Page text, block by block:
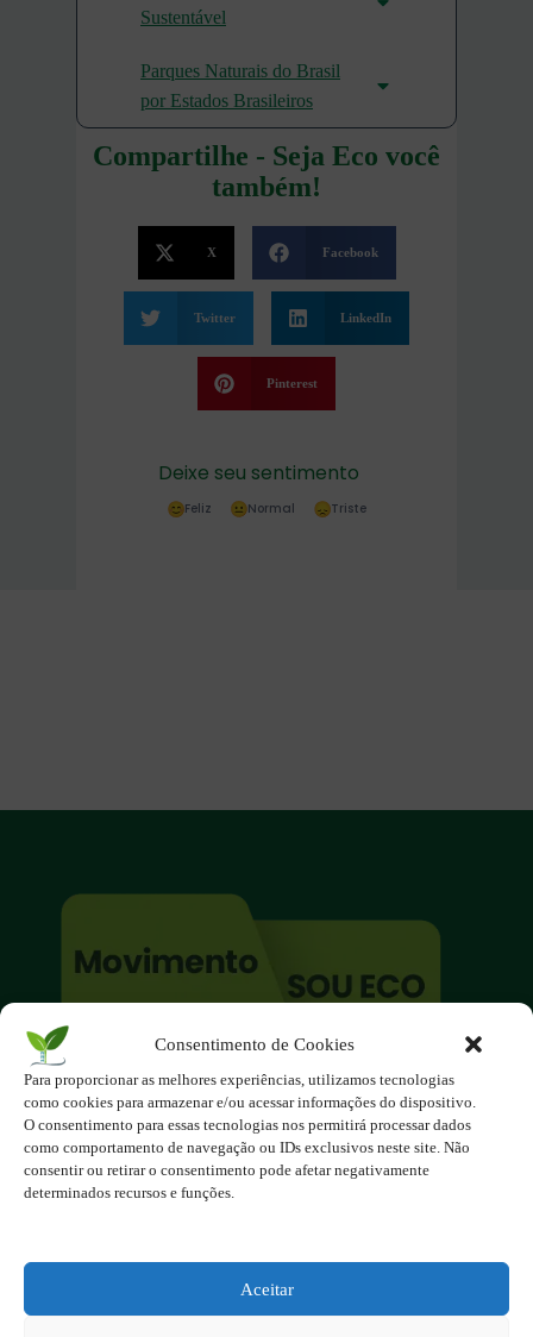
Consentimento de Cookies
Para proporcionar as melhores experiências, utilizamos tecnologias
como cookies para armazenar e/ou acessar informações do dispositivo.
O consentimento para essas tecnologias nos permitirá processar dados
como comportamento de navegação ou IDs exclusivos neste site. Não
consentir ou retirar o consentimento pode afetar negativamente
determinados recursos e funções.
Aceitar
Sustentável
Parques Naturais do Brasil
por Estados Brasileiros
Compartilhe - Seja Eco você
também!
X Facebook
Twitter LinkedIn
Pinterest
Deixe seu sentimento
Feliz Normal Triste
O site é um movimento ambientalista!
Participe você também!
Podemos fazer muito
se nos unirmos!
Inscreva-se na Newsletter